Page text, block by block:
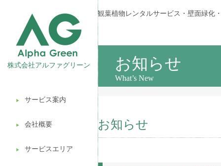
株式会社アルファグリーン
▶︎ サービス案内
▶︎ 会社概要
▶︎ サービスエリア
観葉植物レンタル
壁面緑化
ギフト販売
観葉植物レンタルサービス・壁面緑化
お知らせ
What’s New
お知らせ